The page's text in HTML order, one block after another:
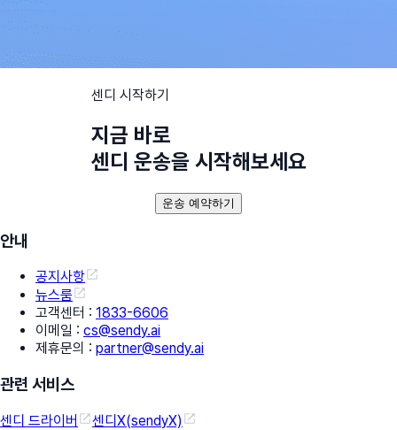
센디 시작하기
지금 바로
센디 운송을 시작해보세요
운송 예약하기
안내
공지사항
뉴스룸
고객센터 : 1833-6606
이메일 : cs@sendy.ai
제휴문의 : partner@sendy.ai
관련 서비스
센디 드라이버 센디X(sendyX)